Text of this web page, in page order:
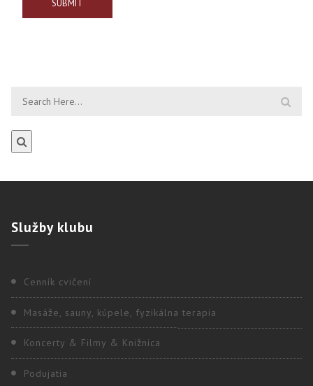
Službyklubu
Cenník cvičení
Masáže, sauny, kúpele, fyzikálna terapia
Koncerty & Filmy & Knižnica
Podujatia